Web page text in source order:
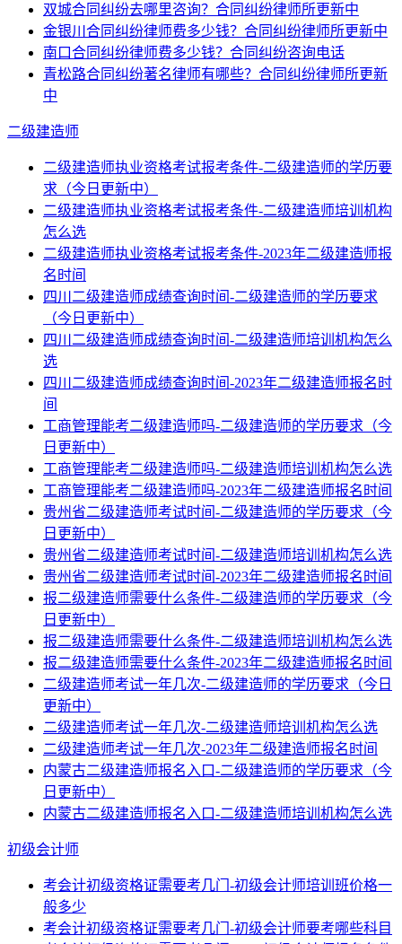
双城合同纠纷去哪里咨询？合同纠纷律师所更新中
金银川合同纠纷律师费多少钱？合同纠纷律师所更新中
南口合同纠纷律师费多少钱？合同纠纷咨询电话
青松路合同纠纷著名律师有哪些？合同纠纷律师所更新
中
二级建造师
二级建造师执业资格考试报考条件-二级建造师的学历要
求（今日更新中）
二级建造师执业资格考试报考条件-二级建造师培训机构
怎么选
二级建造师执业资格考试报考条件-2023年二级建造师报
名时间
四川二级建造师成绩查询时间-二级建造师的学历要求
（今日更新中）
四川二级建造师成绩查询时间-二级建造师培训机构怎么
选
四川二级建造师成绩查询时间-2023年二级建造师报名时
间
工商管理能考二级建造师吗-二级建造师的学历要求（今
日更新中）
工商管理能考二级建造师吗-二级建造师培训机构怎么选
工商管理能考二级建造师吗-2023年二级建造师报名时间
贵州省二级建造师考试时间-二级建造师的学历要求（今
日更新中）
贵州省二级建造师考试时间-二级建造师培训机构怎么选
贵州省二级建造师考试时间-2023年二级建造师报名时间
报二级建造师需要什么条件-二级建造师的学历要求（今
日更新中）
报二级建造师需要什么条件-二级建造师培训机构怎么选
报二级建造师需要什么条件-2023年二级建造师报名时间
二级建造师考试一年几次-二级建造师的学历要求（今日
更新中）
二级建造师考试一年几次-二级建造师培训机构怎么选
二级建造师考试一年几次-2023年二级建造师报名时间
内蒙古二级建造师报名入口-二级建造师的学历要求（今
日更新中）
内蒙古二级建造师报名入口-二级建造师培训机构怎么选
初级会计师
考会计初级资格证需要考几门-初级会计师培训班价格一
般多少
考会计初级资格证需要考几门-初级会计师要考哪些科目